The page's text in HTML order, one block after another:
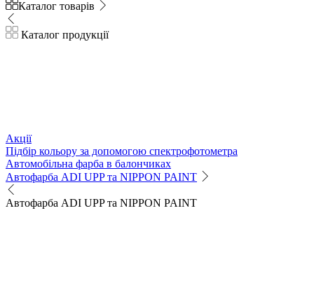
Каталог товарів
Каталог продукції
Акції
Підбір кольору за допомогою спектрофотометра
Автомобільна фарба в балончиках
Автофарба ADI UPP та NIPPON PAINT
Автофарба ADI UPP та NIPPON PAINT